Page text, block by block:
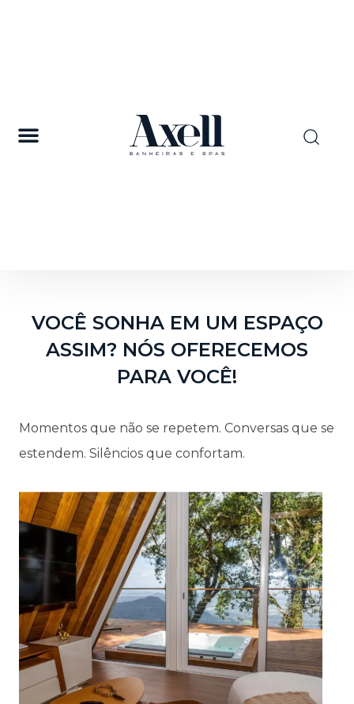
VOCÊ SONHA EM UM ESPAÇO
ASSIM? NÓS OFERECEMOS
PARA VOCÊ!
Momentos que não se repetem. Conversas que se
estendem. Silêncios que confortam.